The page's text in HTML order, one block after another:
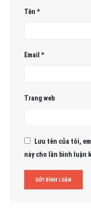
Tên *
Email *
Trang web
Lưu tên của tôi,
này cho lần bình luận